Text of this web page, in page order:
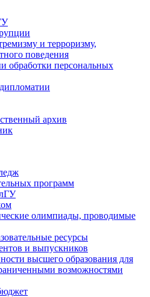
и терроризму,
поведения
обработки персональных
архив
программ
олимпиады, проводимые
ресурсы
и выпускников
высшего образования для
возможностями